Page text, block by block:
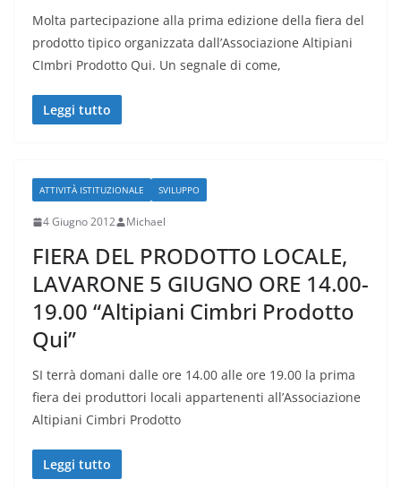
Molta partecipazione alla prima edizione della fiera del
prodotto tipico organizzata dall’Associazione Altipiani
CImbri Prodotto Qui. Un segnale di come,
Leggi tutto
ATTIVITÀ ISTITUZIONALE SVILUPPO
4 Giugno 2012 Michael
FIERA DEL PRODOTTO LOCALE,
LAVARONE 5 GIUGNO ORE 14.00-
19.00 “Altipiani Cimbri Prodotto
Qui”
SI terrà domani dalle ore 14.00 alle ore 19.00 la prima
fiera dei produttori locali appartenenti all’Associazione
Altipiani Cimbri Prodotto
Leggi tutto